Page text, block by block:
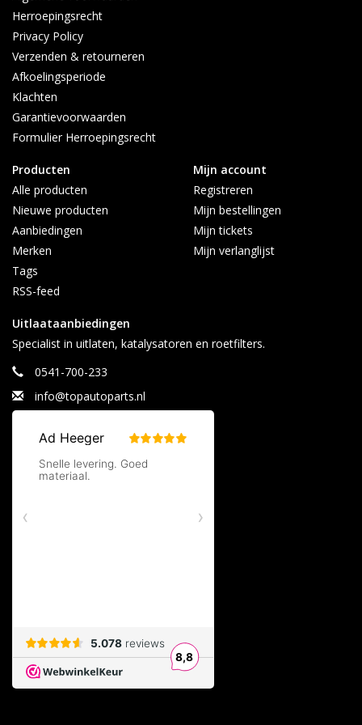
Voortsweg 23
7661PD, Vasse.
Afhalen alleen op afspraak
Contact:
info@topautoparts.nl
0541-700-233
0613626597 (Whatsapp)
Herroepingsrecht
Privacy Policy
Verzenden & retourneren
Afkoelingsperiode
Klachten
Garantievoorwaarden
Formulier Herroepingsrecht
Producten
Alle producten
Nieuwe producten
Aanbiedingen
Merken
Tags
RSS-feed
Mijn account
Registreren
Mijn bestellingen
Mijn tickets
Mijn verlanglijst
Uitlaataanbiedingen
Specialist in uitlaten, katalysatoren en roetfilters.
0541-700-233
info@topautoparts.nl